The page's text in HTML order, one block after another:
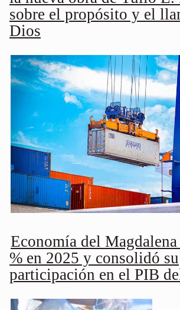
sobre el propósito y el
Dios
Economía del
% en 2025 y consolidó su
participación en el PIB